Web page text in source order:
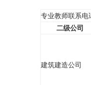
专业教师联系电
二级公司
建筑建造公司